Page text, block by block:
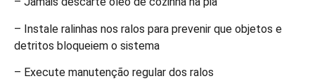
– Instale ralinhas nos ralos para prevenir que objetos e
detritos bloqueiem o sistema
– Execute manutenção regular dos ralos